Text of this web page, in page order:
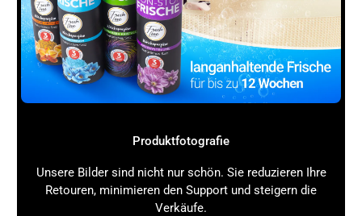
Beispiel 1: Mittelständische Marke im Bereich
Elektronik
Aufwand: 3 Wochen
Kosten: 2.500 Euro (Agentur + Content)
Ergebnis: Steigerung der Conversion um 15 %,
Kosten: 800 Euro (Content und Fotos)
Ergebnis: Erhöhte Markenbekanntheit, bessere
Produktfotografie
Unsere Bilder sind nicht nur schön. Sie reduzieren Ihre
Retouren, minimieren den Support und steigern die
Verkäufe.